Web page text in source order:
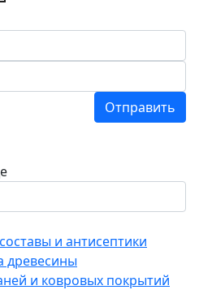
Отправить
и антисептики
древесины
и ковровых покрытий